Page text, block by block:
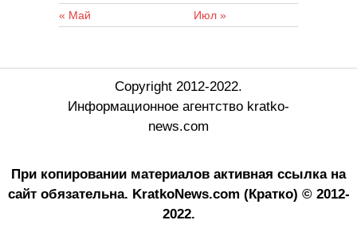
« Май Июл »
Copyright 2012-2022.
Информационное агентство kratko-
news.com
При копировании материалов активная ссылка на
сайт обязательна. KratkoNews.com (Кратко) © 2012-
2022.